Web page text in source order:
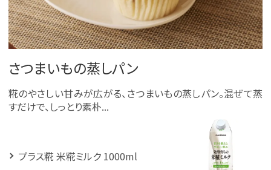
さつまいもの蒸しパン
糀のやさしい甘みが広がる、さつまいもの蒸しパン。混ぜて蒸
すだけで、しっとり素朴...
プラス糀 米糀ミルク 1000ml